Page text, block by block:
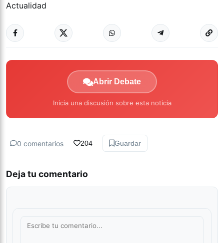
Actualidad
Abrir Debate
Inicia una discusión sobre esta noticia
0 comentarios 204 Guardar
Deja tu comentario